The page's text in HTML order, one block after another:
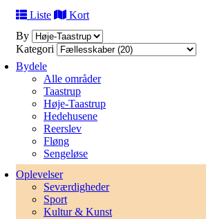
Liste
Kort
By
Kategori
Bydele
Alle områder
Taastrup
Høje-Taastrup
Hedehusene
Reerslev
Fløng
Sengeløse
Oplevelser
Seværdigheder
Sport
Kultur & Kunst